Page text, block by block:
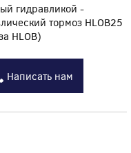
гидравликой -
тормоз HLOB25
HLOB)
Написать нам